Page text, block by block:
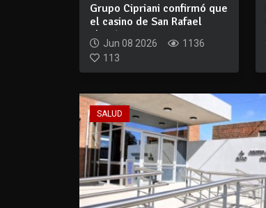
Grupo Cipriani confirmó que
el casino de San Rafael
abrirá e...
Jun 08 2026
1136
113
SALUD